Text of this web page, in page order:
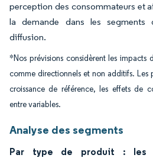
perception des consommateurs et
la demande dans les segments
diffusion.
*Nos prévisions considèrent les impacts
comme directionnels et non additifs. Les
croissance de référence, les effets de
entre variables.
Analyse des segments
Par type de produit : les